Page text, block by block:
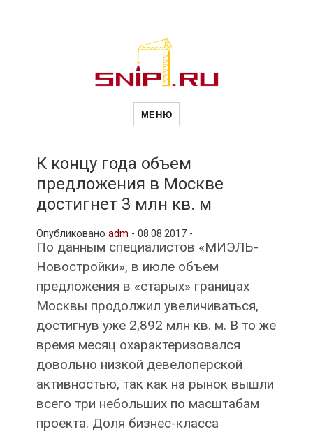
Новости
и
МЕНЮ
К концу года объем
предложения в Москве
достигнет 3 млн кв. м
Опубликовано adm - 08.08.2017 -
По данным специалистов «МИЭЛЬ-
Новостройки», в июле объем
предложения в «старых» границах
Москвы продолжил увеличиваться,
достигнув уже 2,892 млн кв. м. В то же
время месяц охарактеризовался
довольно низкой девелоперской
активностью, так как на рынок вышли
всего три небольших по масштабам
проекта. Доля бизнес-класса